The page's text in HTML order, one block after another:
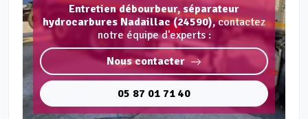
Entretien débourbeur, séparateur
hydrocarbures Nadaillac (24590),contactez
notre équipe d'experts :
Nous contacter
05 87 01 71 40